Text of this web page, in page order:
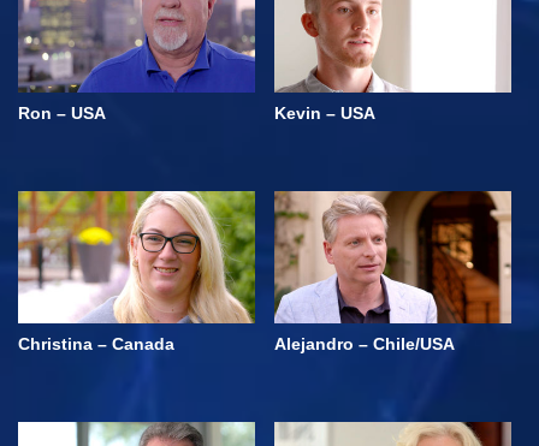
Ron – USA Kevin – USA
Christina – Canada Alejandro – Chile/USA